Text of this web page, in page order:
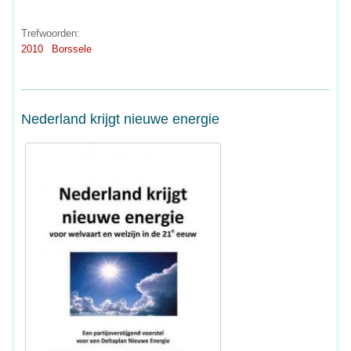
Trefwoorden:
2010
Borssele
Nederland krijgt nieuwe energie